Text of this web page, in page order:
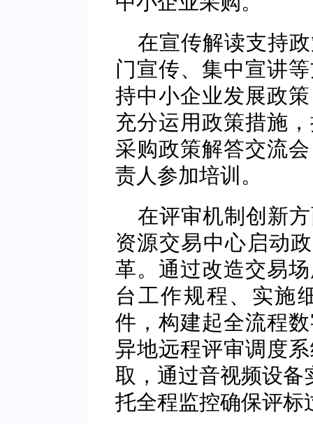
在宣传解读支持
门宣传、集中宣讲
持中小企业发展政
充分运用政策措施
采购政策解答交流
责人参加培训。
在评审机制创新
资源交易中心启动
革。通过改造交易
台工作规程、实施
件，构建起全流程
异地远程评审调度
取，通过音视频设备
托全程监控确保评